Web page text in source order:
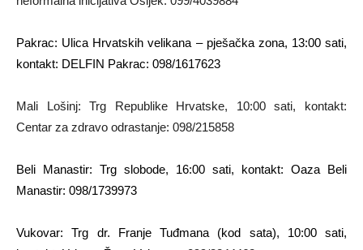
Pakrac: Ulica Hrvatskih velikana – pješačka zona, 13:00 sati,
kontakt: DELFIN Pakrac: 098/1617623
Mali Lošinj: Trg Republike Hrvatske, 10:00 sati, kontakt:
Centar za zdravo odrastanje: 098/215858
Beli Manastir: Trg slobode, 16:00 sati, kontakt: Oaza Beli
Manastir: 098/1739973
Vukovar: Trg dr. Franje Tuđmana (kod sata), 10:00 sati,